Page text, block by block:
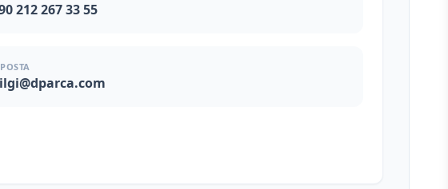
212 267 33 55